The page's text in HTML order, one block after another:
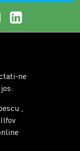
ne
,